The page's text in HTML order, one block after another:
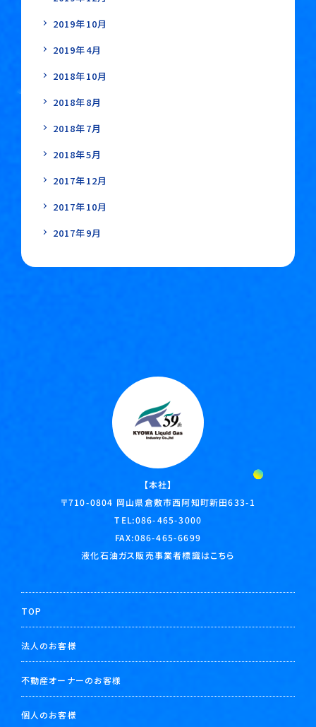
2019年10月
2019年4月
2018年10月
2018年8月
2018年7月
2018年5月
2017年12月
2017年10月
2017年9月
【本社】
〒710-0804 岡山県倉敷市西阿知町新田633-1
TEL:086-465-3000
FAX:086-465-6699
液化石油ガス販売事業者標識はこちら
TOP
法人のお客様
不動産オーナーのお客様
個人のお客様